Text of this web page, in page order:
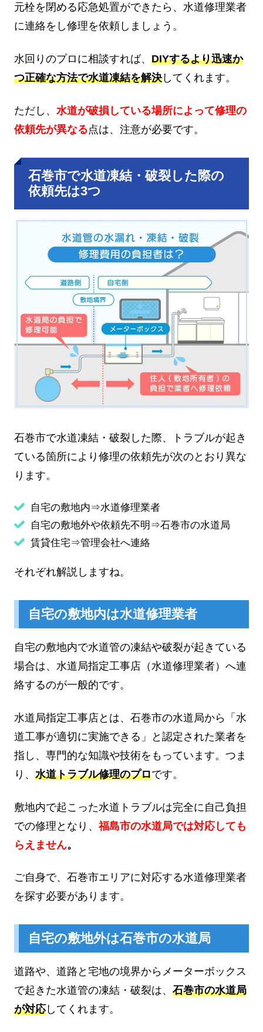
元栓を閉める応急処置ができたら、水道修理業者
に連絡をし修理を依頼しましょう。
水回りのプロに相談すれば、 DIYするより迅速か
つ正確な方法で水道凍結を解決 してくれます。
ただし、 水道が破損している場所によって修理の
依頼先が異なる点は、注意が必要です。
石巻市で水道凍結・破裂した際の
依頼先は3つ
石巻市で水道凍結・破裂した際、トラブルが起き
ている箇所により修理の依頼先が次のとおり異な
ります。
自宅の敷地内⇒水道修理業者
自宅の敷地外や依頼先不明⇒石巻市の水道局
賃貸住宅⇒管理会社へ連絡
それぞれ解説しますね。
自宅の敷地内は水道修理業者
自宅の敷地内で水道管の凍結や破裂が起きている
場合は、水道局指定工事店（水道修理業者）へ連
絡するのが一般的です。
水道局指定工事店とは、石巻市の水道局から「水
道工事が適切に実施できる」と認定された業者を
指し、専門的な知識や技術をもっています。つま
り、 水道トラブル修理のプロです。
敷地内で起こった水道トラブルは完全に自己負担
での修理となり、 福島市の水道局では対応しても
らえません。
ご自身で、石巻市エリアに対応する水道修理業者
を探す必要があります。
自宅の敷地外は石巻市の水道局
道路や、道路と宅地の境界からメーターボックス
で起きた水道管の凍結・破裂は、 石巻市の水道局
が対応してくれます。